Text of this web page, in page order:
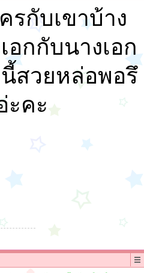
รกับเขาบ้าง
อกกับนางเอก
สวยหล่อพอรึ
ะคะ